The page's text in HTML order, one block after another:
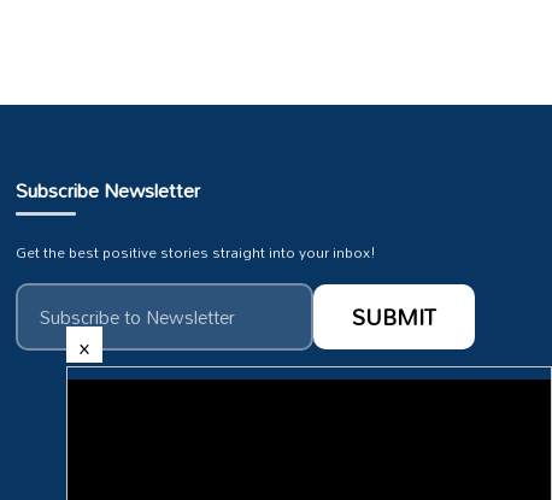
Subscribe Newsletter
Get the best positive stories straight into your inbox!
×